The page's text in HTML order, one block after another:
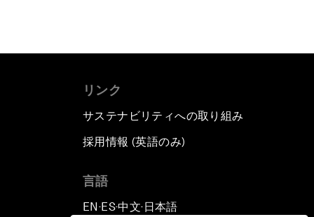
リンク
サステナビリティへの取り組み
採用情報 (英語のみ)
言語
EN ▪ES▪中文▪ 日本語